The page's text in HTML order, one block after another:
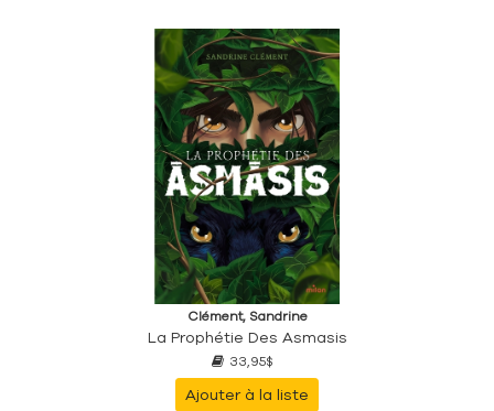
Clément, Sandrine
La Prophétie Des Asmasis
33,95$
Ajouter à la liste